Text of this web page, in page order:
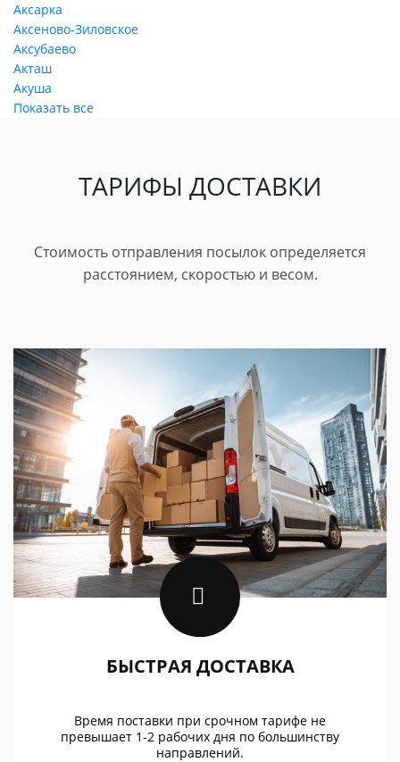
Аксарка
Аксеново-Зиловское
Аксубаево
Акташ
Акуша
Показать все
ТАРИФЫ ДОСТАВКИ
Стоимость отправления посылок определяется
расстоянием, скоростью и весом.
БЫСТРАЯ ДОСТАВКА
Время поставки при срочном тарифе не
превышает 1-2 рабочих дня по большинству
направлений.